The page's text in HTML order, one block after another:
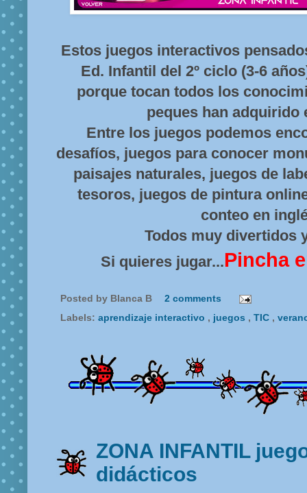
Estos juegos interactivos
Ed. Infantil del 2º ciclo (3-6
porque tocan todos los
peques han adquirido
Entre los juegos podemos
desafíos, juegos para conocer
paisajes naturales, juegos de
tesoros, juegos de pintura
conteo en
Todos muy divertidos
Si quieres jugar...Pincha
Posted by Blanca B
2 comments
Labels: aprendizaje interactivo , juegos , TIC ,
ZONA INFANTIL
didácticos